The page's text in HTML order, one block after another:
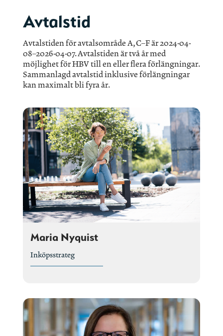
Avtalstid
Avtalstiden för avtalsområde A, C–F är 2024-04-
08–2026-04-07. Avtalstiden är två år med
möjlighet för HBV till en eller flera förlängningar.
Sammanlagd avtalstid inklusive förlängningar
kan maximalt bli fyra år.
Maria Nyquist
Inköpsstrateg